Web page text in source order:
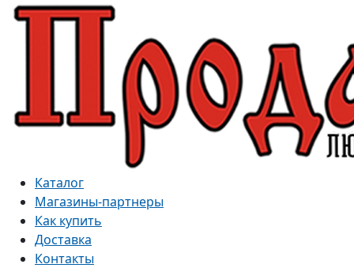
Каталог
Магазины-партнеры
Как купить
Доставка
Контакты